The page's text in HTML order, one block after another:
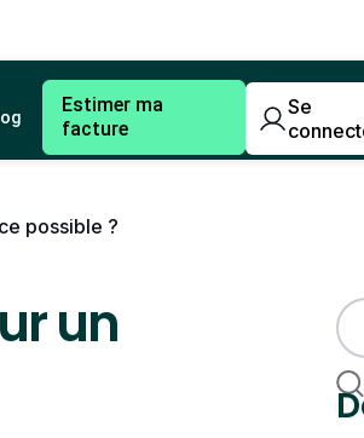
Estimer ma
facture
Se
possible ?
un